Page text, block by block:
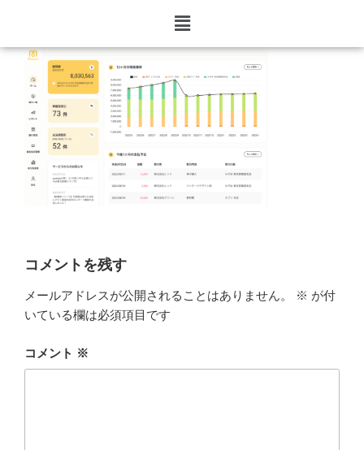
コメントを残す
メールアドレスが公開されることはありません。 ※ が付
いている欄は必須項目です
コメント ※